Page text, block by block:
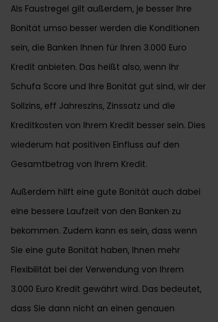
Als Faustregel gilt außerdem, je besser Ihre
Bonität umso besser werden die Konditionen
sein, die Banken Ihnen für Ihren 3.000 Euro
Kredit anbieten. Das heißt also, wenn Ihr
Schufa Score und Ihre Bonität gut sind, wir der
Sollzins, eff Jahreszins, Zinssatz und die
Kreditkosten von Ihrem Kredit besser sein. Dies
wiederum hat positiven Einfluss auf den
Gesamtbetrag von Ihrem Kredit.
Außerdem hilft eine gute Bonität auch dabei
eine bessere Laufzeit von den Banken zu
bekommen. Zudem kann es sein, dass wenn
Sie eine gute Bonität haben, Ihnen mehr
Flexibilität bei der Verwendung von Ihrem
3.000 Euro Kredit gewährt wird. Das bedeutet,
dass Sie dann nicht an einen genauen